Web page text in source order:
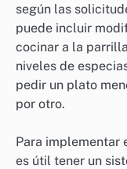
según las
puede incluir
cocinar a la
niveles de
pedir un plato
por otro.
Para implementar
es útil tener un